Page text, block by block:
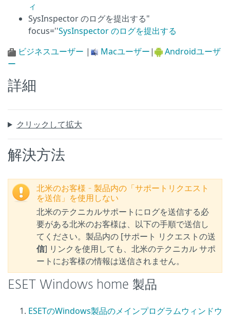
ィ
SysInspector のログを提出する"
focus=''SysInspector のログを提出する
ビジネスユーザー | Macユーザー|
Androidユーザ
ー
詳細
クリックして拡大
解決方法
北米のお客様 - 製品内の「サポートリクエスト
を送信」を使用しない
北米のテクニカルサポートにログを送信する必
要がある北米のお客様は、以下の手順で送信し
てください。製品内の [サポート リクエストの送
信] リンクを使用しても、北米のテクニカル サポ
ートにお客様の情報は送信されません。
ESET Windows home 製品
ESETのWindows製品のメインプログラムウィンドウ